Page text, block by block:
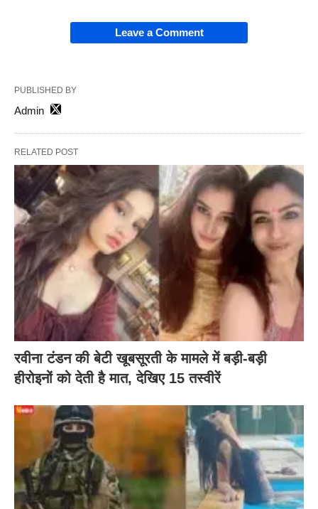
Leave a Comment
PUBLISHED BY
Admin
RELATED POST
रवीना टंडन की बेटी खूबसूरती के मामले में बड़ी-बड़ी
हीरोइनों को देती है मात, देखिए 15 तस्वीरें